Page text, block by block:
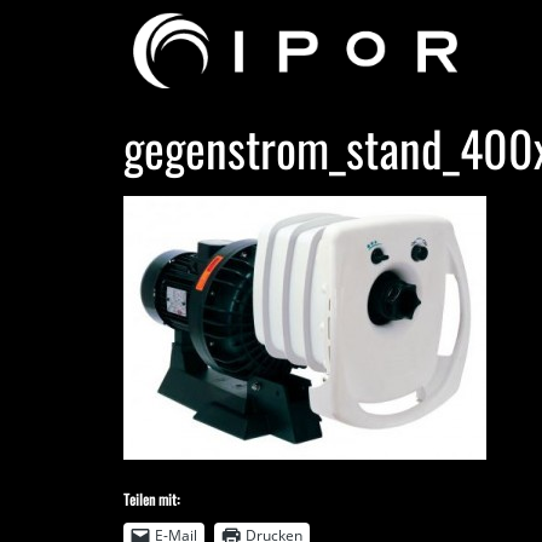
Teilen mit:
E-Mail
Drucken